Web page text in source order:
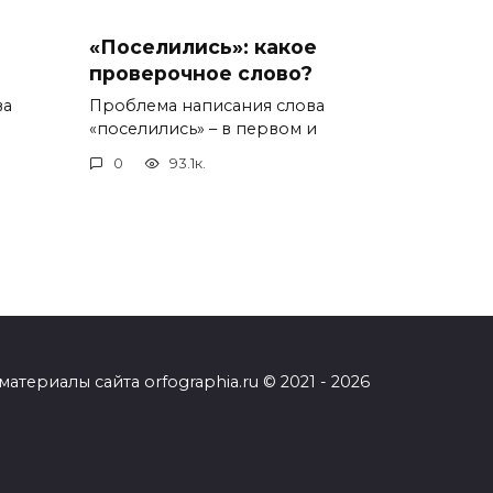
«Поселились»: какое
проверочное слово?
Проблема написания слова
«поселились» – в первом и
0 93.1к.
сайта orfographia.ru © 2021 - 2026